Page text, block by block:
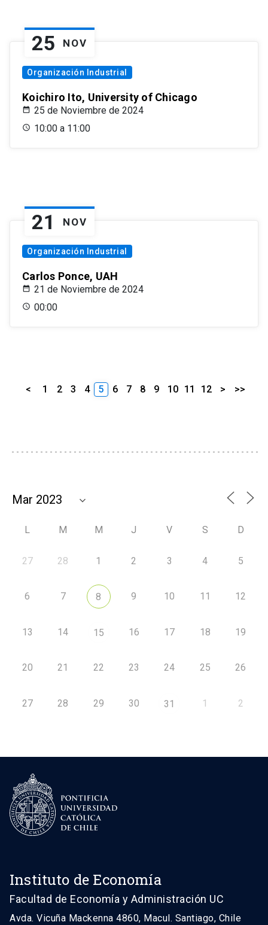
25 NOV
Organización Industrial
Koichiro Ito, University of Chicago
25 de Noviembre de 2024
10:00 a 11:00
21 NOV
Organización Industrial
Carlos Ponce, UAH
21 de Noviembre de 2024
00:00
< 1 2 3 4 5 6 7 8 9 10 11 12 > >>
L M M J V S D
27 28 1 2 3 4 5
6 7 8 9 10 11 12
13 14 15 16 17 18 19
20 21 22 23 24 25 26
27 28 29 30 31 1 2
Instituto de Economía
Facultad de Economía y Administración UC
Avda. Vicuña Mackenna 4860, Macul. Santiago, Chile